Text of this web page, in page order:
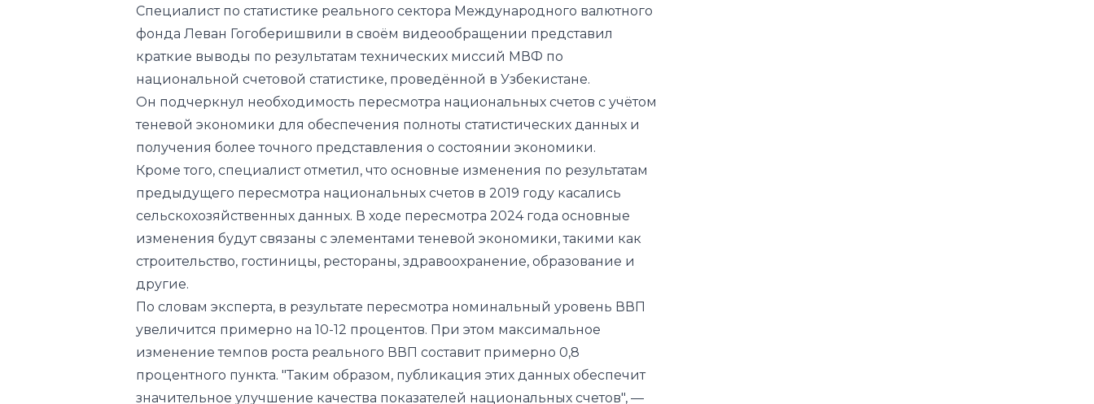
национальной счетовой статистике, проведённой в Узбекистане.
Он подчеркнул необходимость пересмотра национальных счетов с учётом
теневой экономики для обеспечения полноты статистических данных и
получения более точного представления о состоянии экономики.
Кроме того, специалист отметил, что основные изменения по результатам
предыдущего пересмотра национальных счетов в 2019 году касались
сельскохозяйственных данных. В ходе пересмотра 2024 года основные
изменения будут связаны с элементами теневой экономики, такими как
строительство, гостиницы, рестораны, здравоохранение, образование и
другие.
По словам эксперта, в результате пересмотра номинальный уровень ВВП
увеличится примерно на 10-12 процентов. При этом максимальное
изменение темпов роста реального ВВП составит примерно 0,8
процентного пункта. "Таким образом, публикация этих данных обеспечит
значительное улучшение качества показателей национальных счетов", —
заключил Гогоберишвили.